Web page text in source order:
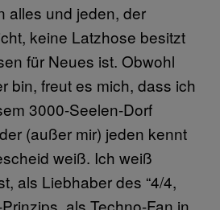
alles und jeden, der
keine Latzhose besitzt
für Neues ist. Obwohl
bin, freut es mich, dass ich
3000-Seelen-Dorf
(außer mir) jeden kennt
weiß. Ich weiß
als Liebhaber des “4/4,
als Techno-Fan in